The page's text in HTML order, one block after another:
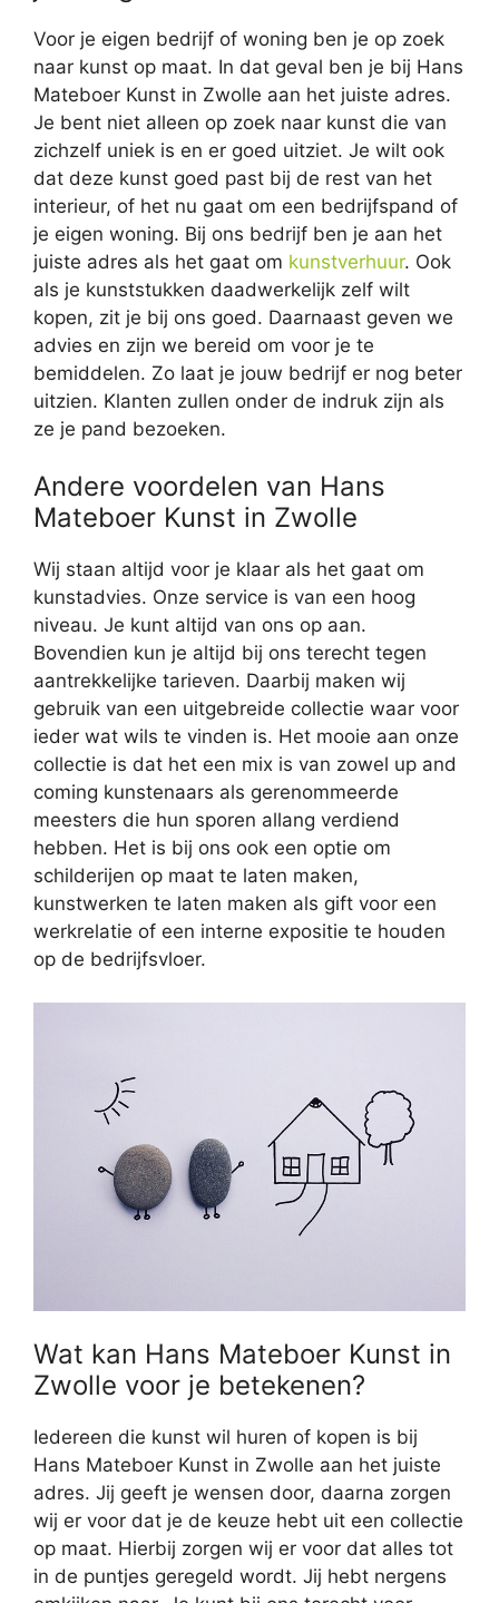
Voor je eigen bedrijf of woning ben je op zoek
naar kunst op maat. In dat geval ben je bij Hans
Mateboer Kunst in Zwolle aan het juiste adres.
Je bent niet alleen op zoek naar kunst die van
zichzelf uniek is en er goed uitziet. Je wilt ook
dat deze kunst goed past bij de rest van het
interieur, of het nu gaat om een bedrijfspand of
je eigen woning. Bij ons bedrijf ben je aan het
juiste adres als het gaat om kunstverhuur. Ook
als je kunststukken daadwerkelijk zelf wilt
kopen, zit je bij ons goed. Daarnaast geven we
advies en zijn we bereid om voor je te
bemiddelen. Zo laat je jouw bedrijf er nog beter
uitzien. Klanten zullen onder de indruk zijn als
ze je pand bezoeken.
Andere voordelen van Hans
Mateboer Kunst in Zwolle
Wij staan altijd voor je klaar als het gaat om
kunstadvies. Onze service is van een hoog
niveau. Je kunt altijd van ons op aan.
Bovendien kun je altijd bij ons terecht tegen
aantrekkelijke tarieven. Daarbij maken wij
gebruik van een uitgebreide collectie waar voor
ieder wat wils te vinden is. Het mooie aan onze
collectie is dat het een mix is van zowel up and
coming kunstenaars als gerenommeerde
meesters die hun sporen allang verdiend
hebben. Het is bij ons ook een optie om
schilderijen op maat te laten maken,
kunstwerken te laten maken als gift voor een
werkrelatie of een interne expositie te houden
op de bedrijfsvloer.
Wat kan Hans Mateboer Kunst in
Zwolle voor je betekenen?
Iedereen die kunst wil huren of kopen is bij
Hans Mateboer Kunst in Zwolle aan het juiste
adres. Jij geeft je wensen door, daarna zorgen
wij er voor dat je de keuze hebt uit een collectie
op maat. Hierbij zorgen wij er voor dat alles tot
in de puntjes geregeld wordt. Jij hebt nergens